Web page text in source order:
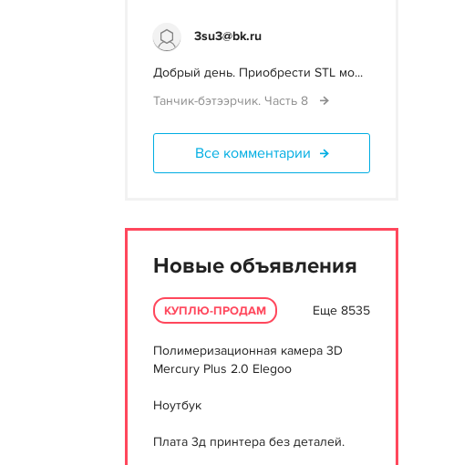
3su3@bk.ru
Добрый день. Приобрести STL мо...
Танчик-бэтээрчик. Часть 8
Все комментарии
Новые объявления
КУПЛЮ-ПРОДАМ Еще 8535
Полимеризационная камера 3D
Mercury Plus 2.0 Elegoo
Ноутбук
Плата 3д принтера без деталей.